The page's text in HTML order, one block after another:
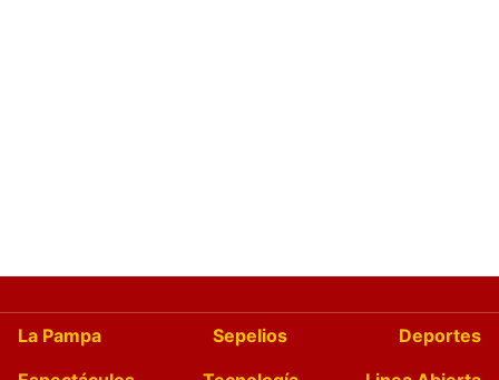
La Pampa Sepelios
Deportes